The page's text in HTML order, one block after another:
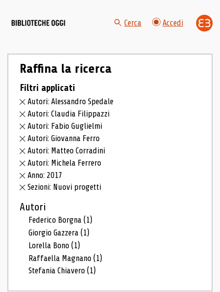
Cerca Accedi
Raffina la ricerca
Filtri applicati
Autori: Alessandro Spedale
Autori: Claudia Filippazzi
Autori: Fabio Guglielmi
Autori: Giovanna Ferro
Autori: Matteo Corradini
Autori: Michela Ferrero
Anno: 2017
Sezioni: Nuovi progetti
Autori
Federico Borgna(1)
Giorgio Gazzera(1)
Lorella Bono(1)
Raffaella Magnano(1)
Stefania Chiavero(1)